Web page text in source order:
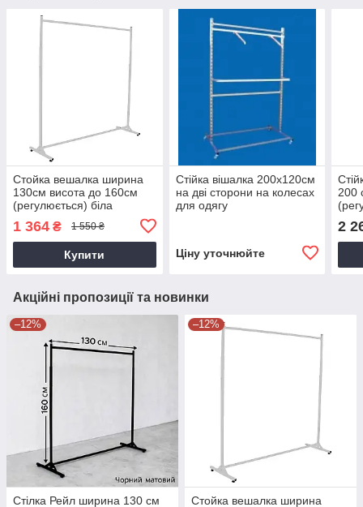
Стойка вешалка ширина
130см висота до 160см
(регулюється) біла
металева на ножках для
продажу одягу
1 364 ₴ 1 550 ₴
Купити
Стійка вішалка 200х120см
на дві сторони на колесах
для одягу
Ціну уточнюйте
200
2
Акційні пропозиції та новинки
–12%
Стілка Рейл ширина 130 см
–12%
Стойка вешалка ширина